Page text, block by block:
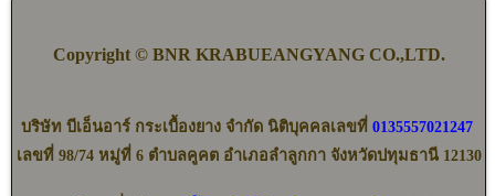
Copyright © BNR KRABUEANGYANG CO.,LTD.
บริษัท บีเอ็นอาร์ กระเบื้องยาง จำกัด นิติบุคคลเลขที่ 0135557021247
เลขที่ 98/74 หมู่ที่ 6 ตำบลคูคต อำเภอลำลูกกา จังหวัดปทุมธานี 12130